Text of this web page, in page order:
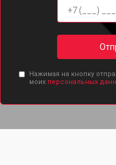
Нажимая на кнопку
моих персональных